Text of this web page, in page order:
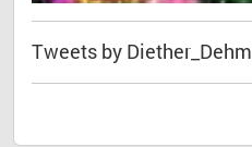
Tweets by Diether_Dehm